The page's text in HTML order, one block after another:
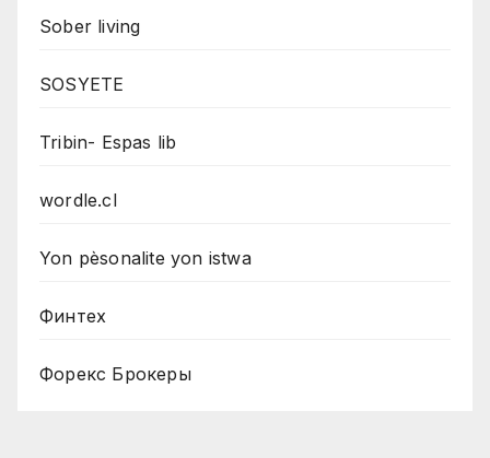
Sober living
SOSYETE
Tribin- Espas lib
wordle.cl
Yon pèsonalite yon istwa
Финтех
Форекс Брокеры